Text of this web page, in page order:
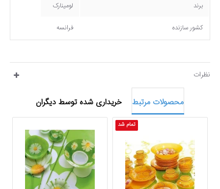
برند لومینارک
کشور سازنده فرانسه
نظرات
محصولات مرتبط خریداری شده توسط دیگران
تمام شد